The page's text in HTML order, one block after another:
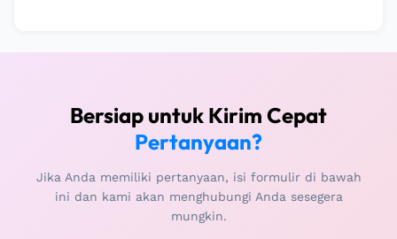
Bersiap untuk Kirim Cepat
Pertanyaan?
Jika Anda memiliki pertanyaan, isi formulir di bawah
ini dan kami akan menghubungi Anda sesegera
mungkin.